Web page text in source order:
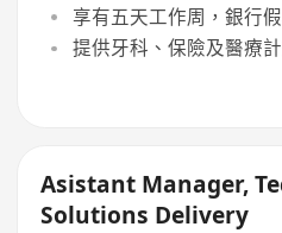
享有五天工作周，銀行
提供牙科、保險及醫療
Asistant Manager,
Solutions Delivery